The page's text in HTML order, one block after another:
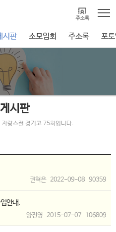
시판 소모임회 주소록 포
시판
랑스런 경기고 75회입니다.
권혁은 2022-09-08 90359
안내.
양진영 2015-07-07 106809